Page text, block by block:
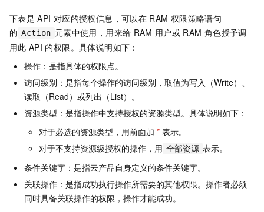
下表是 API 对应的授权信息，可以在 RAM 权限策略语句
的 Action 元素中使用，用来给 RAM 用户或 RAM 角色授予调
用此 API 的权限。具体说明如下：
操作：是指具体的权限点。
访问级别：是指每个操作的访问级别，取值为写入（Write）、
读取（Read）或列出（List）。
资源类型：是指操作中支持授权的资源类型。具体说明如下：
对于必选的资源类型，用前面加 * 表示。
对于不支持资源级授权的操作，用 全部资源 表示。
条件关键字：是指云产品自身定义的条件关键字。
关联操作：是指成功执行操作所需要的其他权限。操作者必须
同时具备关联操作的权限，操作才能成功。